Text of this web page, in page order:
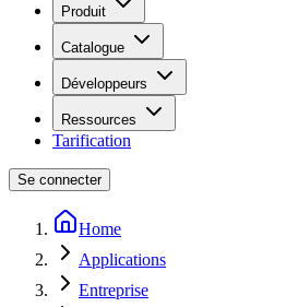
Produit
Catalogue
Développeurs
Ressources
Tarification
Se connecter
Home
Applications
Entreprise